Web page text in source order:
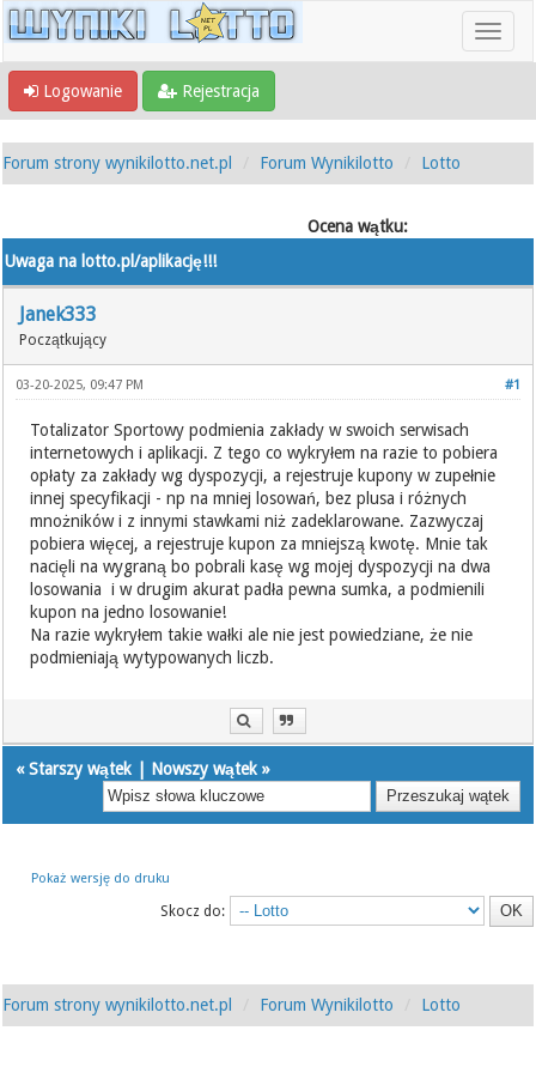
Logowanie Rejestracja
Forum strony wynikilotto.net.pl Forum Wynikilotto Lotto
Ocena wątku:
Uwaga na lotto.pl/aplikację!!!
Janek333
Początkujący
#1
03-20-2025, 09:47 PM
Totalizator Sportowy podmienia zakłady w swoich serwisach
internetowych i aplikacji. Z tego co wykryłem na razie to pobiera
opłaty za zakłady wg dyspozycji, a rejestruje kupony w zupełnie
innej specyfikacji - np na mniej losowań, bez plusa i różnych
mnożników i z innymi stawkami niż zadeklarowane. Zazwyczaj
pobiera więcej, a rejestruje kupon za mniejszą kwotę. Mnie tak
nacięli na wygraną bo pobrali kasę wg mojej dyspozycji na dwa
losowania i w drugim akurat padła pewna sumka, a podmienili
kupon na jedno losowanie!
Na razie wykryłem takie wałki ale nie jest powiedziane, że nie
podmieniają wytypowanych liczb.
«Starszy wątek Nowszy wątek »
Pokaż wersję do druku
Skocz do:
Forum strony wynikilotto.net.pl Forum Wynikilotto Lotto